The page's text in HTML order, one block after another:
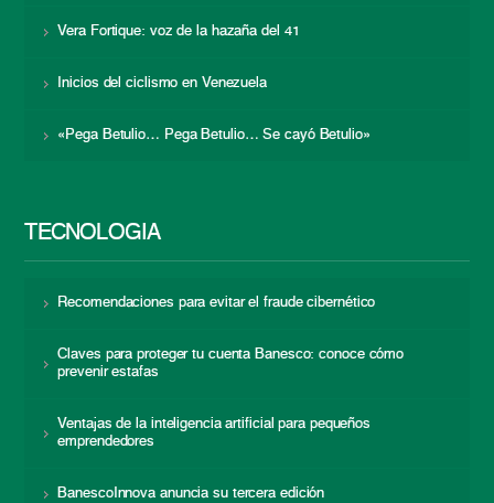
Vera Fortique: voz de la hazaña del 41
Inicios del ciclismo en Venezuela
«Pega Betulio… Pega Betulio… Se cayó Betulio»
TECNOLOGÍA
Recomendaciones para evitar el fraude cibernético
Claves para proteger tu cuenta Banesco: conoce cómo
prevenir estafas
Ventajas de la inteligencia artificial para pequeños
emprendedores
BanescoInnova anuncia su tercera edición